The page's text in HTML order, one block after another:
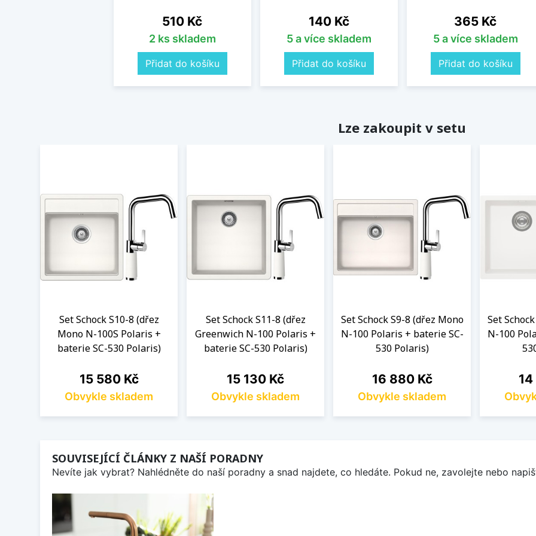
Cena
510 Kč
2 ks skladem
Přidat do košíku
Cena
140 Kč
5 a více skladem
Přidat do košíku
Cena
365 Kč
5 a více skladem
Přidat do košíku
Lze zakoupit v setu
Set Schock S10-8 (dřez
Mono N-100S Polaris +
baterie SC-530 Polaris)
Cena
15 580 Kč
Obvykle skladem
Set Schock S11-8 (dřez
Greenwich N-100 Polaris +
baterie SC-530 Polaris)
Cena
15 130 Kč
Obvykle skladem
Set Schock S9-8 (dřez Mono
N-100 Polaris + baterie SC-
530 Polaris)
Cena
16 880 Kč
Obvykle skladem
Set
N-100
SOUVISEJÍCÍ ČLÁNKY Z NAŠÍ PORADNY
Nevíte jak vybrat? Nahlédněte do naší poradny a snad najdete, co hledáte. Pokud ne, zavolejte nebo